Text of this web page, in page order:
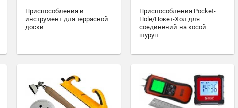
Приспособления и
инструмент для террасной
доски
Приспособления Pocket-
Hole/Покет-Хол для
соединений на косой
шуруп